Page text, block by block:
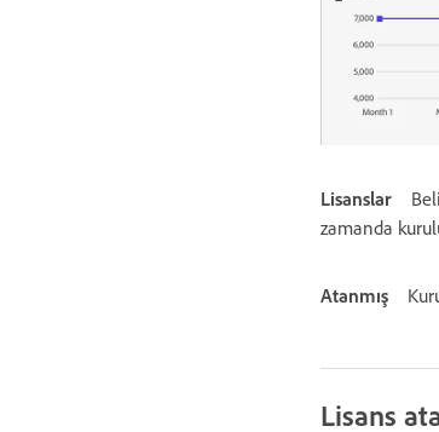
Lisanslar
zamanda
Atanmış
Lisans